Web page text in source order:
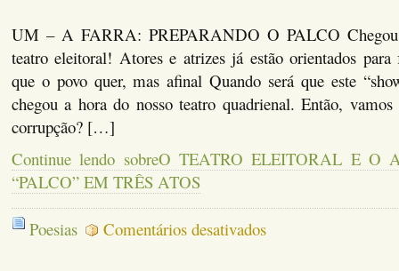
UM – A FARRA: PREPARANDO O PALCO
teatro eleitoral! Atores e atrizes já estão orientados
que o povo quer, mas afinal Quando será que este
chegou a hora do nosso teatro quadrienal. Então,
corrupção? […]
Continue lendo sobreO TEATRO ELEITORAL E O
“PALCO” EM TRÊS ATOS
Poesias Comentários desativadosem
O